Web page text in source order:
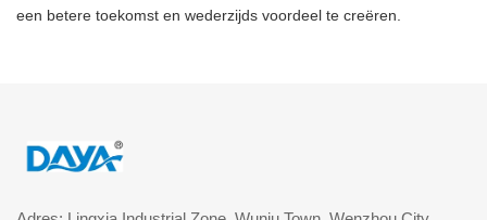
een ​​betere toekomst en wederzijds voordeel te creëren.